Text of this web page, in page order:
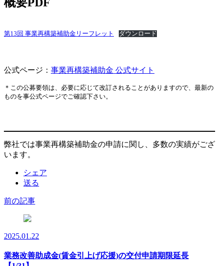
第13回 事業再構築補助金リーフレット ダウンロード
公式ページ： 事業再構築補助金 公式サイト
＊この公募要領は、必要に応じて改訂されることがありますので、最新の
ものを事公式ページでご確認下さい。
弊社では事業再構築補助金の申請に関し、多数の実績がござ
います。
シェア
送る
前の記事
2025.01.22
業務改善助成金(賃金引上げ応援)の交付申請期限延長